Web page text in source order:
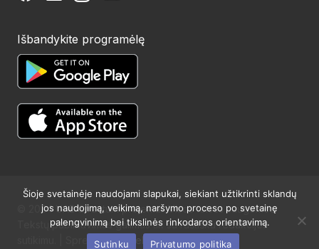
Išbandykite programėlę
© 2024 UAB Structum projektai. Visos teisės saugomos.
Tekstų publikavimas galimas tik su raštišku redakcijos
sutikimu. | Sprendimas:Websty
Šioje svetainėje naudojami slapukai, siekiant užtikrinti sklandų
jos naudojimą, veikimą, naršymo proceso po svetainę
palengvinimą bei tikslinės rinkodaros orientavimą.
Sutinku
Privatumo politika